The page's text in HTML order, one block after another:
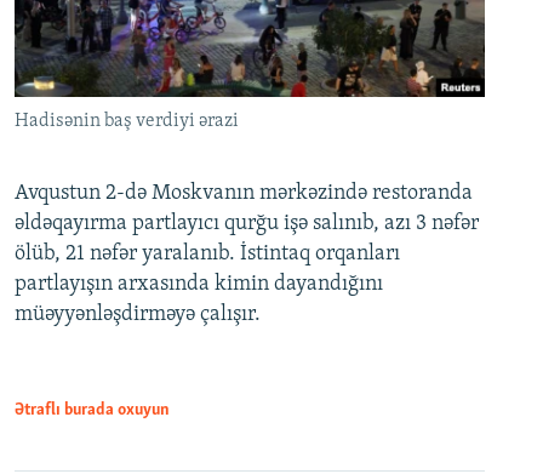
Hadisənin baş verdiyi ərazi
Avqustun 2-də Moskvanın mərkəzində restoranda
əldəqayırma partlayıcı qurğu işə salınıb, azı 3 nəfər
ölüb, 21 nəfər yaralanıb. İstintaq orqanları
partlayışın arxasında kimin dayandığını
müəyyənləşdirməyə çalışır.
Ətraflı burada oxuyun